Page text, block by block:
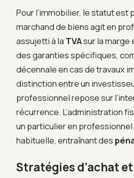
Pour l’immobilier, le statut est
marchand de biens agit en
assujetti à la TVAsur la marge
des garanties spécifiques,
décennale en cas de travaux
distinction entre un
professionnel repose sur
récurrence. L’administration
un particulier en professionnel
habituelle, entraînant des
Stratégies d’achat